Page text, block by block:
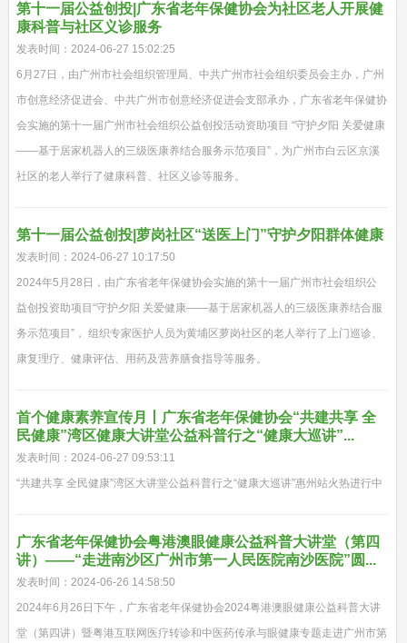
第十一届公益创投|广东省老年保健协会为社区老人开展健
康科普与社区义诊服务
发表时间：2024-06-27 15:02:25
6月27日，由广州市社会组织管理局、中共广州市社会组织委员会主办，广州
市创意经济促进会、中共广州市创意经济促进会支部承办，广东省老年保健协
会实施的第十一届广州市社会组织公益创投活动资助项目 “守护夕阳 关爱健康
——基于居家机器人的三级医康养结合服务示范项目”，为广州市白云区京溪
社区的老人举行了健康科普、社区义诊等服务。
第十一届公益创投|萝岗社区“送医上门”守护夕阳群体健康
发表时间：2024-06-27 10:17:50
2024年5月28日，由广东省老年保健协会实施的第十一届广州市社会组织公
益创投资助项目“守护夕阳 关爱健康——基于居家机器人的三级医康养结合服
务示范项目”， 组织专家医护人员为黄埔区萝岗社区的老人举行了上门巡诊、
康复理疗、健康评估、用药及营养膳食指导等服务。
首个健康素养宣传月丨广东省老年保健协会“共建共享 全
民健康”湾区健康大讲堂公益科普行之“健康大巡讲”...
发表时间：2024-06-27 09:53:11
“共建共享 全民健康”湾区大讲堂公益科普行之“健康大巡讲”惠州站火热进行中
广东省老年保健协会粤港澳眼健康公益科普大讲堂（第四
讲）——“走进南沙区广州市第一人民医院南沙医院”圆...
发表时间：2024-06-26 14:58:50
2024年6月26日下午，广东省老年保健协会2024粤港澳眼健康公益科普大讲
堂（第四讲）暨粤港互联网医疗转诊和中医药传承与眼健康专题走进广州市第